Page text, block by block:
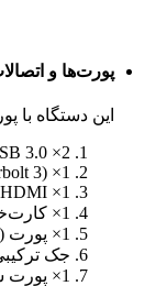
پورت‌ها و
این دستگاه
2× USB 3.0
1× USB-C (Thunderbolt 3)
1× HDMI
1× کارت‌خوان SD
1× پورت LAN (RJ-45)
جک
1× پورت سریال (اختیاری)